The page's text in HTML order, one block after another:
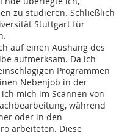
zu studieren. Schließlich
Stuttgart für
auf einen Aushang des
aufmerksam. Da ich
Programmen
Nebenjob in der
mich im Scannen von
während
oder in den
arbeiteten. Diese